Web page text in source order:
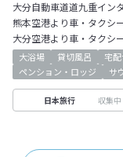
大分自動車道道九重イン
熊本空港より車・タクシ
大分空港より車・タクシ
大浴場 貸切風呂 宅
ペンション・ロッジ
サ
日本旅行 収集中